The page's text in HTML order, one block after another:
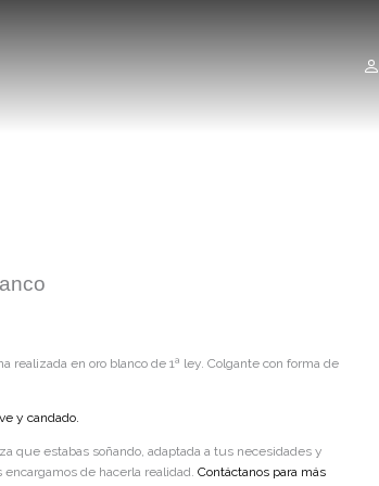
realizada en oro blanco de 1ª ley. Colgante con forma de
y candado.
que estabas soñando, adaptada a tus necesidades y
de hacerla realidad. Contáctanos para más